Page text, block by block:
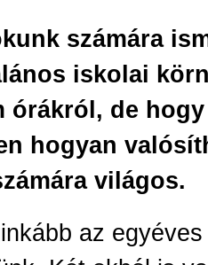
számára
iskolai
órákról, de
hogyan
világos.
az